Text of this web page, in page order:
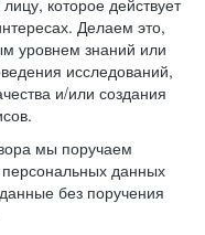
которое действует
Делаем это,
уровнем знаний или
исследований,
и/или создания
мы поручаем
персональных данных
без поручения